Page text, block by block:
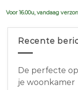
Voor 16.00u, vandaag
Recente
De perfecte
je woonkamer